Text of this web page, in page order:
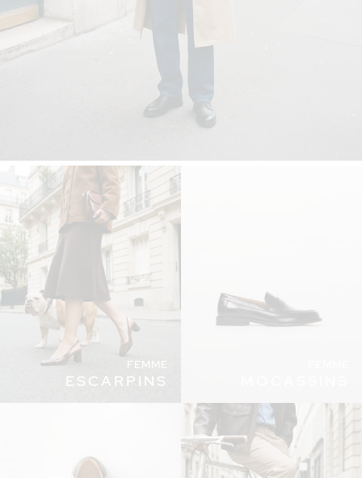
FEMME
ESCARPINS